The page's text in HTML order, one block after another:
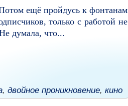
ещё пройдусь к фонтанам
только с работой не
думала, что...
, двойное проникновение, кино